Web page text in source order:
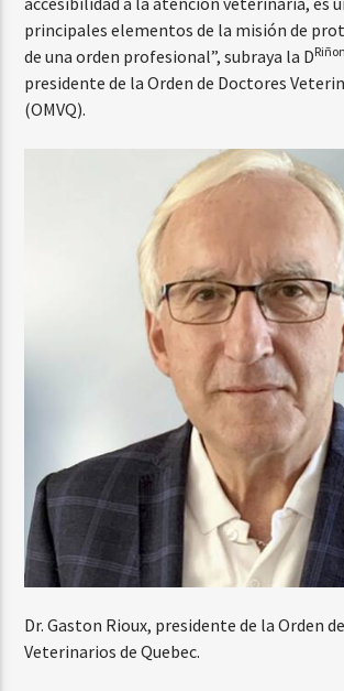
principales elementos de la misión de
de una orden profesional”, subraya la D
presidente de la Orden de Doctores
(OMVQ).
Dr. Gaston Rioux, presidente de la Orden
Veterinarios de Quebec.